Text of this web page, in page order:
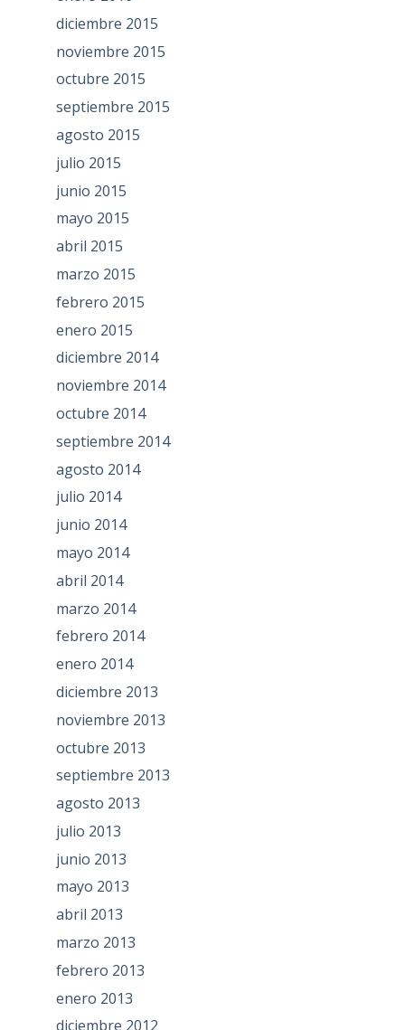
diciembre 2015
noviembre 2015
octubre 2015
septiembre 2015
agosto 2015
julio 2015
junio 2015
mayo 2015
abril 2015
marzo 2015
febrero 2015
enero 2015
diciembre 2014
noviembre 2014
octubre 2014
septiembre 2014
agosto 2014
julio 2014
junio 2014
mayo 2014
abril 2014
marzo 2014
febrero 2014
enero 2014
diciembre 2013
noviembre 2013
octubre 2013
septiembre 2013
agosto 2013
julio 2013
junio 2013
mayo 2013
abril 2013
marzo 2013
febrero 2013
enero 2013
diciembre 2012